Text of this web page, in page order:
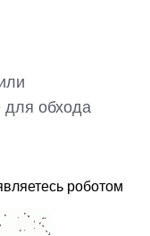
для обхода
роботом